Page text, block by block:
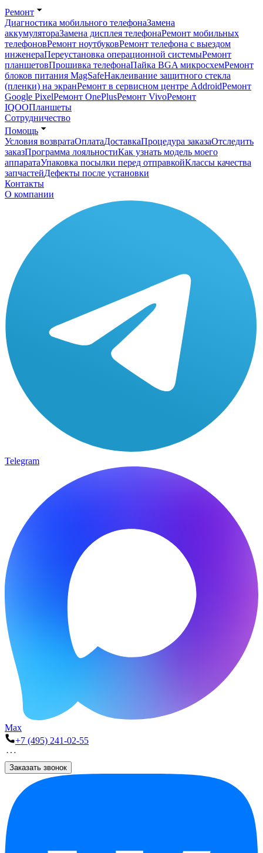
Ремонт
Диагностика мобильного телефонаЗамена
аккумулятораЗамена дисплея телефонаРемонт мобильных
телефоновРемонт ноутбуковРемонт телефона с выездом
инженераПереустановка операционной системыРемонт
планшетовПрошивка телефонаПайка BGA микросхемРемонт
блоков питания MagSafeНаклеивание защитного стекла
(пленки) на экранРемонт в сервисном центре AddroidРемонт
Google PixelРемонт OnePlusРемонт VivoРемонт
IQOOПланшеты
Сотрудничество
Помощь
Условия возвратаОплатаДоставкаПроцедура заказаОтследить
заказПрограмма лояльностиКак узнать модель моего
аппаратаУпаковка посылки перед отправкойКлассы качества
запчастейДефекты после установки
Контакты
О компании
Telegram
Max
+7 (495) 241-02-55
Заказать звонок